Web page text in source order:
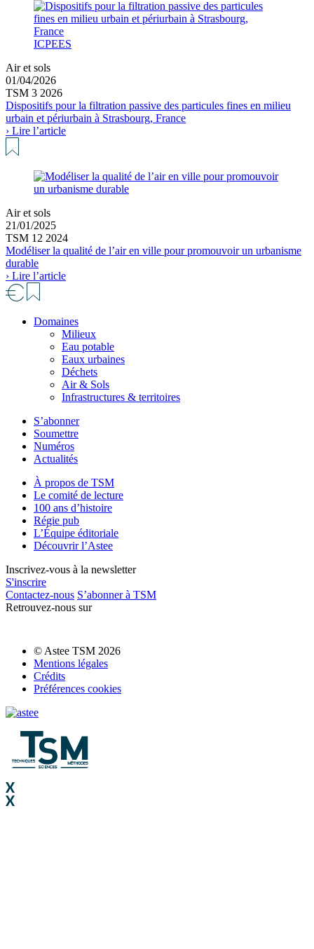
ICPEES
Air et sols
01/04/2026
TSM 3 2026
Dispositifs pour la filtration passive des particules fines en milieu
urbain et périurbain à Strasbourg, France
› Lire l’article
Air et sols
21/01/2025
TSM 12 2024
Modéliser la qualité de l’air en ville pour promouvoir un urbanisme
durable
› Lire l’article
Domaines
Milieux
Eau potable
Eaux urbaines
Déchets
Air & Sols
Infrastructures & territoires
S’abonner
Soumettre
Numéros
Actualités
À propos de TSM
Le comité de lecture
100 ans d’histoire
Régie pub
L’Équipe éditoriale
Découvrir l’Astee
Inscrivez-vous à la newsletter
S'inscrire
Contactez-nous S’abonner à TSM
Retrouvez-nous sur
© Astee TSM 2026
Mentions légales
Crédits
Préférences cookies